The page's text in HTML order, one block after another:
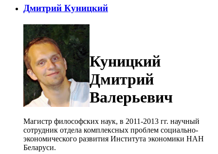
Дмитрий Куницкий
Куницкий
Дмитрий
Валерьевич
Магистр философских наук, в 2011-2013 гг. научный
сотрудник отдела комплексных проблем социально-
экономического развития Института экономики НАН
Беларуси.